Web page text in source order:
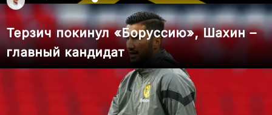
Терзич покинул «Боруссию», Шахин –
главный кандидат